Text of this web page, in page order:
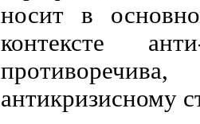
носит в
контексте
антикризисному